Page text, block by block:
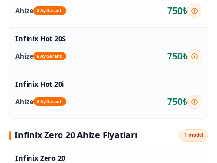
Ahize 6 Ay Garanti 750₺
Infinix Hot 20S
Ahize 6 Ay Garanti 750₺
Infinix Hot 20i
Ahize 6 Ay Garanti 750₺
Infinix Zero 20 Ahize Fiyatları 1 model
Infinix Zero 20